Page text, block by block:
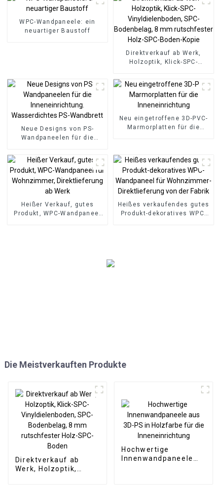
WPC-Wandpaneele: ein
neuartiger Baustoff
Direktverkauf ab Werk,
Holzoptik, Klick-SPC-
Bodenbelag, 8 mm
rutschfester Holz-SPC-
Boden-Kopie
Neue Designs von PS-
Wandpaneelen für die
Wasserdichtes PS-
Wandbrett
Neu eingetroffene 3D-PVC-
Marmorplatten für die
Heißer Verkauf, gutes
Produkt, WPC-Wandpaneel
Heißes verkaufendes gutes
Produkt-dekoratives WPC-
Die Meistverkauften Produkte
Direktverkauf ab
Werk, Holzoptik,
Hochwertige
Innenwandpaneele